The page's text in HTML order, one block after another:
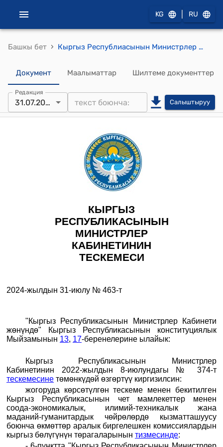
KG RU
Башкы бет › Кыргыз Республиасынын Министрлер Кабинетинин 2024-жылдын 31-июлундагы № 463-т (Кыргыз Республикасынын Министрлер Кабинетинин 2022-жылдын 8-июлундагы № 374-т тескемесине өзгөртүү киргизүү тууралуу) тескемеси
Документ Маалыматтар Шилтеме документтер
Редакция
31.07.2024 Салыштыруу